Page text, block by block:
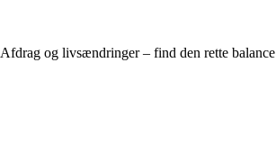
Afdrag og livsændringer – find den rette